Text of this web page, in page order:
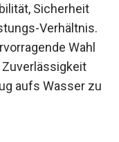
Sicherheit
Verhältnis.
Wahl
Zuverlässigkeit
aufs Wasser zu